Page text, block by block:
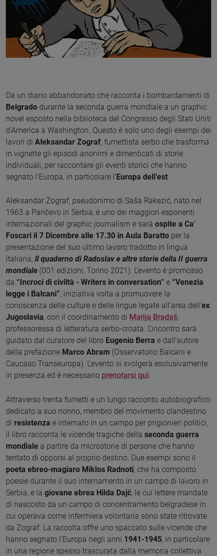
Da un diario abbandonato che racconta i bombardamenti di
Belgrado durante la seconda guerra mondiale a un graphic
novel esposto nella biblioteca del Congresso degli Stati Uniti
d’America a Washington. Questo è solo uno degli esempi dei
lavori di Aleksandar Zograf, fumettista serbo che trasforma
in vignette gli episodi anonimi e dimenticati di storie
individuali, per raccontare gli eventi storici che hanno
segnato l’Europa, in particolare l’Europa dell’est
Aleksandar Zograf, pseudonimo di Saša Rakezić, nato nel
1963 a Pančevo in Serbia, è uno dei maggiori esponenti
internazionali del graphic journalism e sarà ospite a Ca’
Foscari il 7 Dicembre alle 17.30 in Aula Baratto per la
presentazione del suo ultimo lavoro tradotto in lingua
italiana, ll quaderno di Radoslav e altre storie della II guerra
mondiale (001 edizioni, Torino 2021). L’evento è promosso
da “Incroci di civiltà - Writers in conversation” e “Venezia
legge i Balcani”, iniziativa volta a promuovere la
conoscenza delle culture e delle lingue legate all’area dell’ex
Jugoslavia, con il coordinamento di Marija Bradaš,
professoressa di letteratura serbo-croata. L’incontro sarà
guidato dal curatore del libro Eugenio Berra e dall’autore
della prefazione Marco Abram (Osservatorio Balcani e
Caucaso Transeuropa). L’evento si svolgerà esclusivamente
in presenza ed è necessario prenotarsi qui.
Attraverso trenta fumetti e un lungo racconto autobiografico
dedicato a suo nonno, membro del movimento clandestino
di resistenza e internato in un campo per prigionieri politici,
il libro racconta le vicende tragiche della seconda guerra
mondiale a partire da microstorie di persone che hanno
tentato di opporsi al proprio destino. Due esempi sono il
poeta ebreo-magiaro Miklos Radnoti, che ha composto
poesie durante il suo internamento in un campo di lavoro in
Serbia, e la giovane ebrea Hilda Dajč, le cui lettere mandate
di nascosto da un campo di concentramento belgradese in
cui operava come infermiera volontaria sono state ritrovate
da Zograf. La raccolta offre uno spaccato sulle vicende che
hanno segnato l’Europa negli anni 1941-1945, in particolare
in una regione spesso trascurata dalla memoria collettiva